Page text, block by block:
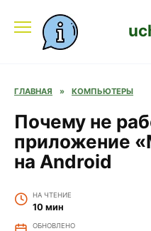
содержанию
ГЛАВНАЯ » КОМПЬЮТЕРЫ
Почему не
приложение
на Android
НА ЧТЕНИЕ
10 мин
ОБНОВЛЕНО